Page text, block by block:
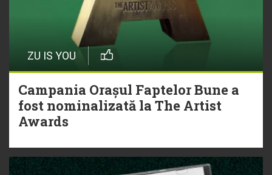
ZU IS YOU
Campania Orașul Faptelor Bune a
fost nominalizată la The Artist
Awards